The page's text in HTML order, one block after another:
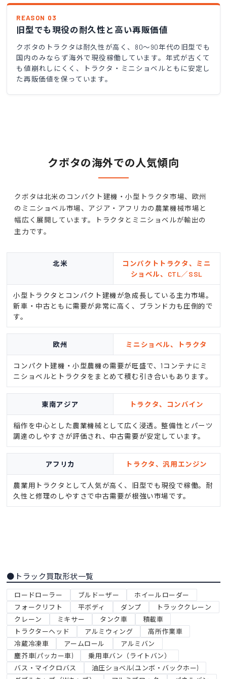
REASON 03
旧型でも現役の耐久性と高い再販価値
クボタのトラクタは耐久性が高く、80〜90年代の旧型でも
国内のみならず海外で現役稼働しています。年式が古くて
も値崩れしにくく、トラクタ・ミニショベルともに安定し
た再販価値を保っています。
クボタの海外での人気傾向
クボタは北米のコンパクト建機・小型トラクタ市場、欧州
のミニショベル市場、アジア・アフリカの農業機械市場と
幅広く展開しています。トラクタとミニショベルが輸出の
主力です。
北米
コンパクトトラクタ、ミニ
ショベル、CTL／SSL
小型トラクタとコンパクト建機が急成長している主力市場。
新車・中古ともに需要が非常に高く、ブランド力も圧倒的で
す。
欧州 ミニショベル、トラクタ
コンパクト建機・小型農機の需要が旺盛で、1コンテナにミ
ニショベルとトラクタをまとめて積む引き合いもあります。
東南アジア トラクタ、コンバイン
稲作を中心とした農業機械として広く浸透。整備性とパーツ
調達のしやすさが評価され、中古需要が安定しています。
アフリカ トラクタ、汎用エンジン
農業用トラクタとして人気が高く、旧型でも現役で稼働。耐
久性と修理のしやすさで中古需要が根強い市場です。
●トラック買取形状一覧
ロードローラー ブルドーザー
ホイールローダー
フォークリフト
平ボディ ダンプ
トラッククレーン
クレーン
ミキサー タンク車
積載車
トラクターヘッド
アルミウィング
高所作業車
冷蔵冷凍車
アームロール
アルミバン
塵芥車(パッカー車)
乗用車バン（ライトバン）
バス・マイクロバス
油圧ショベル(ユンボ・バックホー)